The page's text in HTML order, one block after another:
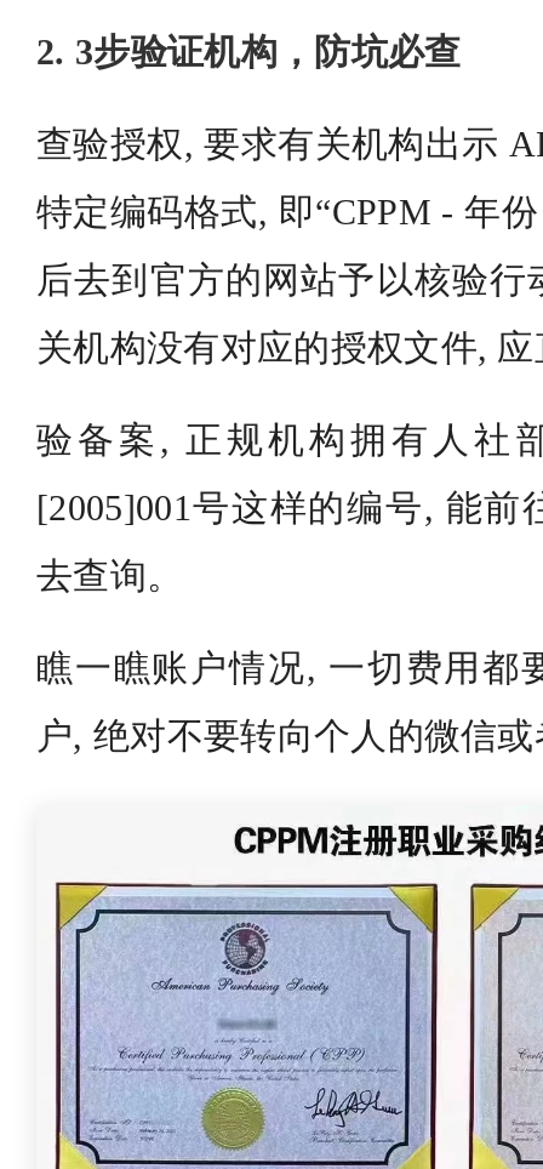
2. 3步验证机构，防坑必查
查验授权, 要求有关机构出示
特定编码格式, 即“CPPM - 年
后去到官方的网站予以核验
关机构没有对应的授权文件,
验备案, 正规机构拥有人社
[2005]001号这样的编号, 能
去查询。
瞧一瞧账户情况, 一切费用都
户, 绝对不要转向个人的微信